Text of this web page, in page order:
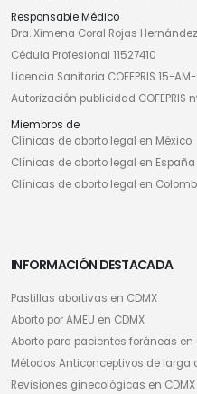
Responsable Médico
Dra. Ximena Coral Rojas Hernández
Cédula Profesional 11527410
Licencia Sanitaria COFEPRIS 15-
Autorización publicidad COFEPRIS
Miembros de
Clínicas de aborto legal en México
Clínicas de aborto legal en España
Clínicas de aborto legal en
INFORMACIÓN DESTACADA
Pastillas abortivas en CDMX
Aborto por AMEU en CDMX
Aborto para pacientes foráneas en
Métodos Anticonceptivos de larga
Revisiones ginecológicas en CDMX